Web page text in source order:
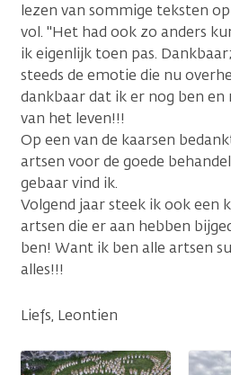
lezen van sommige teksten
vol. "Het had ook zo anders
ik eigenlijk toen pas.
steeds de emotie die nu
dankbaar dat ik er nog ben en
van het leven!!!
Op een van de kaarsen
artsen voor de goede
gebaar vind ik.
Volgend jaar steek ik ook een
artsen die er aan hebben
ben! Want ik ben alle artsen
alles!!!
Liefs, Leontien